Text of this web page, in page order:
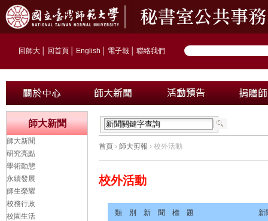
回師大 回首頁 English 電子報 聯絡我們
首頁 › 師大剪報 › 校外活動
校外活動
類 別 新 聞 標 題 新
師大新聞
師大新聞
研究亮點
學術動態
永續發展
師生榮耀
校務行政
校園生活